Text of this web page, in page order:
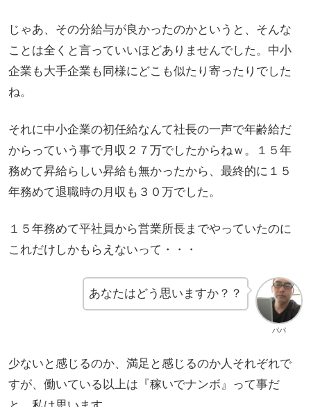
じゃあ、その分給与が良かったのかというと、そんな
ことは全くと言っていいほどありませんでした。中小
企業も大手企業も同様にどこも似たり寄ったりでした
ね。
それに中小企業の初任給なんて社長の一声で年齢給だ
からっていう事で月収２７万でしたからねｗ。１５年
務めて昇給らしい昇給も無かったから、最終的に１５
年務めて退職時の月収も３０万でした。
１５年務めて平社員から営業所長までやっていたのに
これだけしかもらえないって・・・
パパ
あなたはどう思いますか？？
少ないと感じるのか、満足と感じるのか人それぞれで
すが、働いている以上は『稼いでナンボ』って事だ